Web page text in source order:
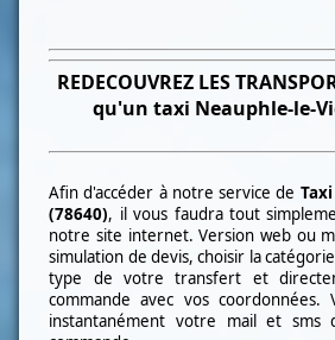
REDECOUVREZ LES
qu'un taxi Neauphle-le-
Afin d'accéder à notre service de Taxi
(78640), il vous faudra tout
notre site internet. Version web ou
simulation de devis, choisir la
type de votre transfert et
commande avec vos coordonnées.
instantanément votre mail et sms